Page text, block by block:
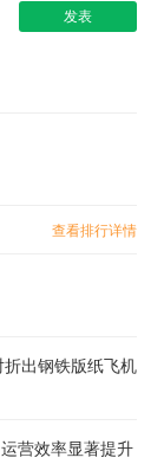
查看排行详情
出钢铁版纸飞机
营效率显著提升